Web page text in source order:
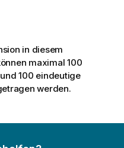
in diesem
maximal 100
100 eindeutige
werden.